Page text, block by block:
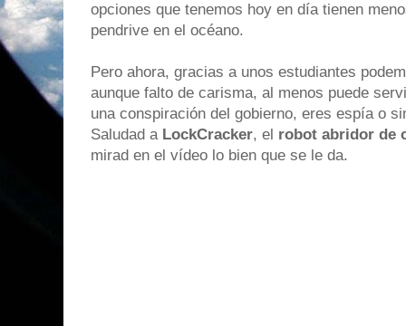
opciones que tenemos hoy en día tienen
pendrive en el océano.
Pero ahora, gracias a unos estudiantes
aunque falto de carisma, al menos puede
una conspiración del gobierno, eres espía o
Saludad a LockCracker, el robot abridor de
mirad en el vídeo lo bien que se le da.